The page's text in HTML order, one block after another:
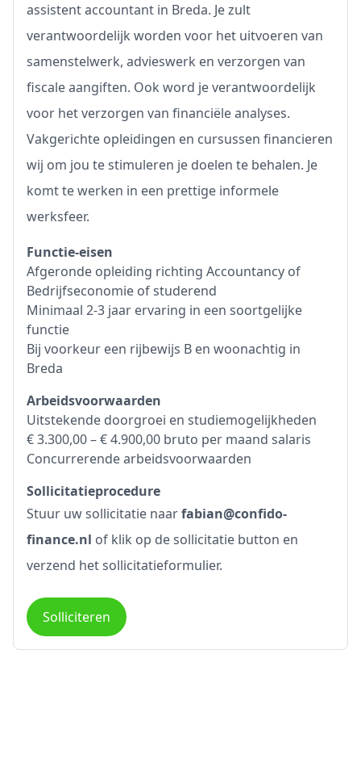
assistent accountant in Breda. Je zult
verantwoordelijk worden voor het uitvoeren van
samenstelwerk, advieswerk en verzorgen van
fiscale aangiften. Ook word je verantwoordelijk
voor het verzorgen van financiële analyses.
Vakgerichte opleidingen en cursussen financieren
wij om jou te stimuleren je doelen te behalen. Je
komt te werken in een prettige informele
werksfeer.
Functie-eisen
Afgeronde opleiding richting Accountancy of
Bedrijfseconomie of studerend
Minimaal 2-3 jaar ervaring in een soortgelijke
functie
Bij voorkeur een rijbewijs B en woonachtig in
Breda
Arbeidsvoorwaarden
Uitstekende doorgroei en studiemogelijkheden
€ 3.300,00 – € 4.900,00 bruto per maand salaris
Concurrerende arbeidsvoorwaarden
Sollicitatieprocedure
Stuur uw sollicitatie naarfabian@confido-
finance.nl of klik op de sollicitatie button en
verzend het sollicitatieformulier.
Solliciteren